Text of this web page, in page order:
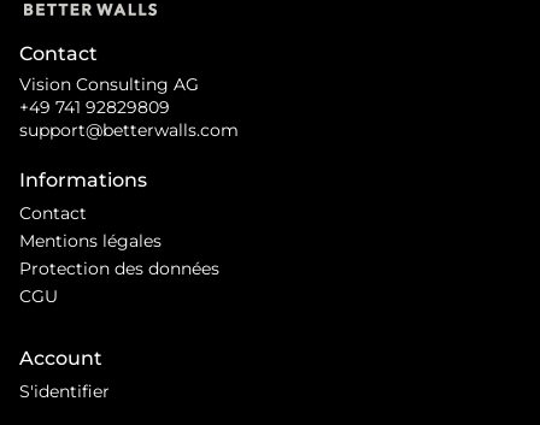
Contact
Vision Consulting AG
+49 741 92829809
support@betterwalls.com
Informations
Contact
Mentions légales
Protection des données
CGU
Account
S'identifier